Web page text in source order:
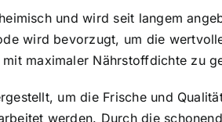
und wird seit langem
wird bevorzugt, um die
maximaler Nährstoffdichte zu
, um die Frische und
werden. Durch die